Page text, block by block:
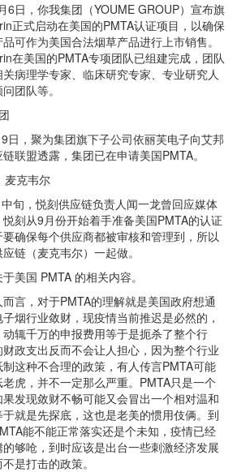
6日，你我集团（YOUME GROUP）宣布旗
正式启动在美国的PMTA认证项目，以确保
可作为美国合法烟草产品进行上市销售。
在美国的PMTA专项团队已组建完成，团队
病理学专家、临床研究专家、专业研究人
团队等。
日，聚为集团旗下子公司依丽芙电子向艾邦
联盟透露，集团已在申请美国PMTA。
麦克韦尔
旬，悦刻供应链负责人闻一龙曾回应媒体
刻从9月份开始着手准备美国PMTA的认证
确保每个供应商都被审核和管理到，所以
链（麦克韦尔）一起做。
美国 PMTA 的相关内容。
言，对于PMTA的理解就是美国政府想通
烟行业敛财，现疫情当前推迟是必然的，
辄千万的申报费用等于是扼杀了整个行
政支出反而不会让人担心，因为整个行业
这种不合理的政策，有人传言PMTA可能
虎，并不一定那么严重。PMTA只是一个
发现敛财不畅可能又会冒出一个相对温和
就是先探底，这也是老美的惯用伎俩。到
能不能正常落实还是个未知，疫情已经
够呛，到时应该是出台一些刺激经济发展
是打击的政策。